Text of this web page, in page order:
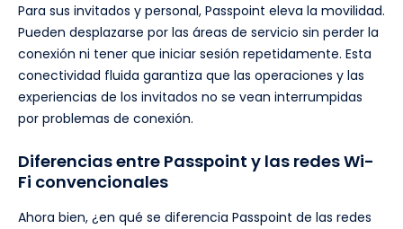
Para sus invitados y personal, Passpoint eleva la movilidad.
Pueden desplazarse por las áreas de servicio sin perder la
conexión ni tener que iniciar sesión repetidamente. Esta
conectividad fluida garantiza que las operaciones y las
experiencias de los invitados no se vean interrumpidas
por problemas de conexión.
Diferencias entre Passpoint y las redes Wi-
Fi convencionales
Ahora bien, ¿en qué se diferencia Passpoint de las redes